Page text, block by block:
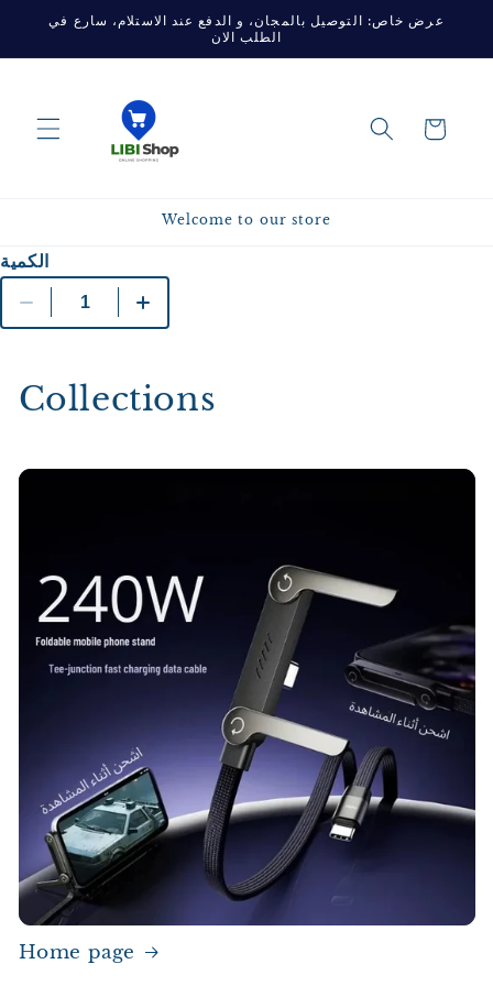
Skip to
عرض خاص: التوصيل بالمجان، و الدفع عند الاستلام، سارع في
الطلب الان
Cart
Welcome to our store
الكمية
Collections
Home page